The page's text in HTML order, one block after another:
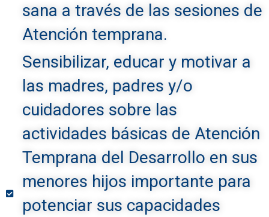
sana a través de las sesiones de
Atención temprana.
Sensibilizar, educar y motivar a
las madres, padres y/o
cuidadores sobre las
actividades básicas de Atención
Temprana del Desarrollo en sus
menores hijos importante para
potenciar sus capacidades